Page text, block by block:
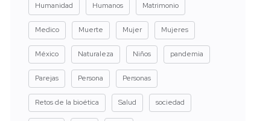
Humanidad Humanos Matrimonio
Medico Muerte Mujer Mujeres
México Naturaleza Niños pandemia
Parejas Persona Personas
Retos de la bioética Salud sociedad